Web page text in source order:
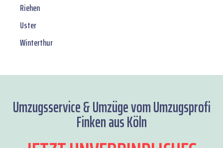
Riehen
Uster
Winterthur
Umzugsservice & Umzüge vom Umzugsprofi
Finken aus Köln